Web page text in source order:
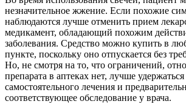
незначительное жжение. Если похожие
наблюдаются лучше отменить прием
медикамент, обладающий похожим
заболевания. Средство можно купить в
пункте, поскольку оно отпускается без
Но, не смотря на то, что ограничений,
препарата в аптеках нет, лучше удержаться
самостоятельного лечения и
соответствующее обследование у врача.